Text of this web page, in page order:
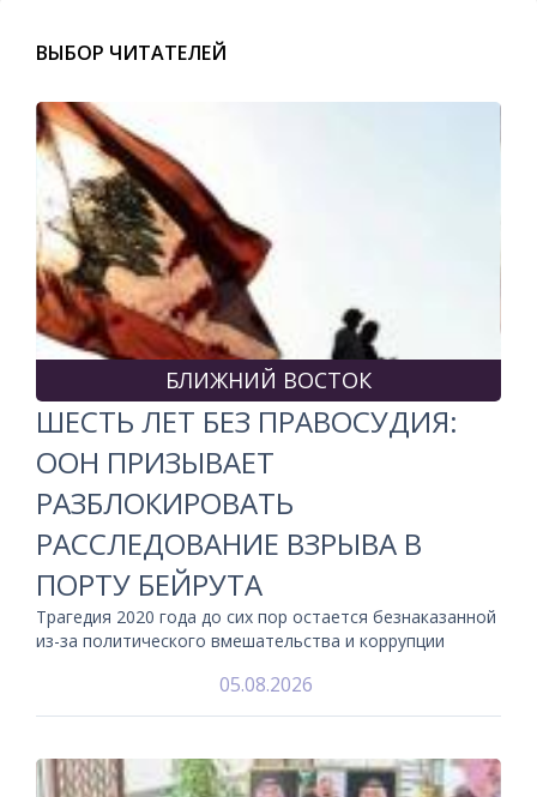
ВЫБОР ЧИТАТЕЛЕЙ
БЛИЖНИЙ ВОСТОК
ШЕСТЬ ЛЕТ БЕЗ ПРАВОСУДИЯ:
ООН ПРИЗЫВАЕТ
РАЗБЛОКИРОВАТЬ
РАССЛЕДОВАНИЕ ВЗРЫВА В
ПОРТУ БЕЙРУТА
Трагедия 2020 года до сих пор остается безнаказанной
из-за политического вмешательства и коррупции
05.08.2026